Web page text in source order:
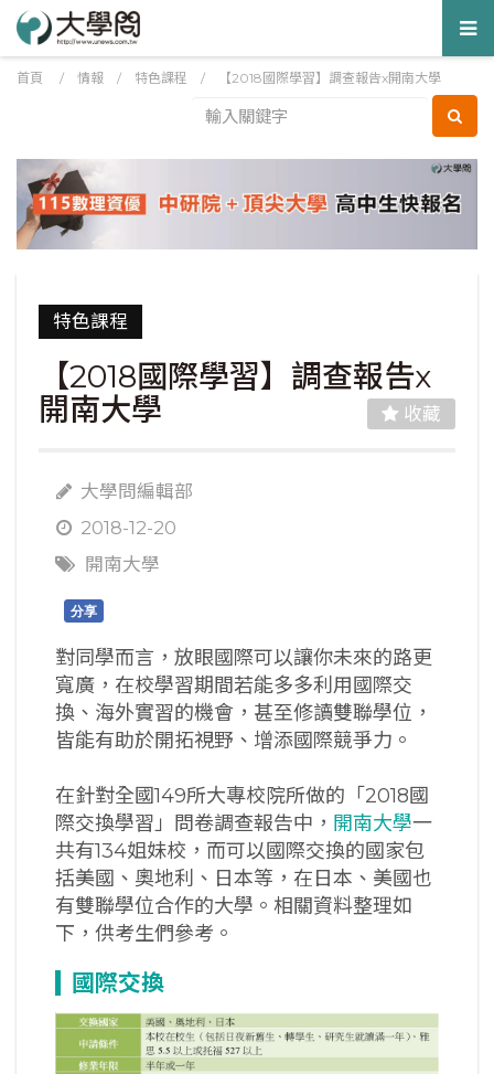
首頁 / 情報 / 特色課程 / 【2018國際學習】調查報告x開南大學
特色課程
【2018國際學習】調查報告x
開南大學
收藏
大學問編輯部
2018-12-20
開南大學
分享
對同學而言，放眼國際可以讓你未來的路更
寬廣，在校學習期間若能多多利用國際交
換、海外實習的機會，甚至修讀雙聯學位，
皆能有助於開拓視野、增添國際競爭力。
在針對全國149所大專校院所做的「2018國
際交換學習」問卷調查報告中， 開南大學一
共有134姐妹校，而可以國際交換的國家包
括美國、奧地利、日本等，在日本、美國也
有雙聯學位合作的大學。相關資料整理如
下，供考生們參考。
國際交換